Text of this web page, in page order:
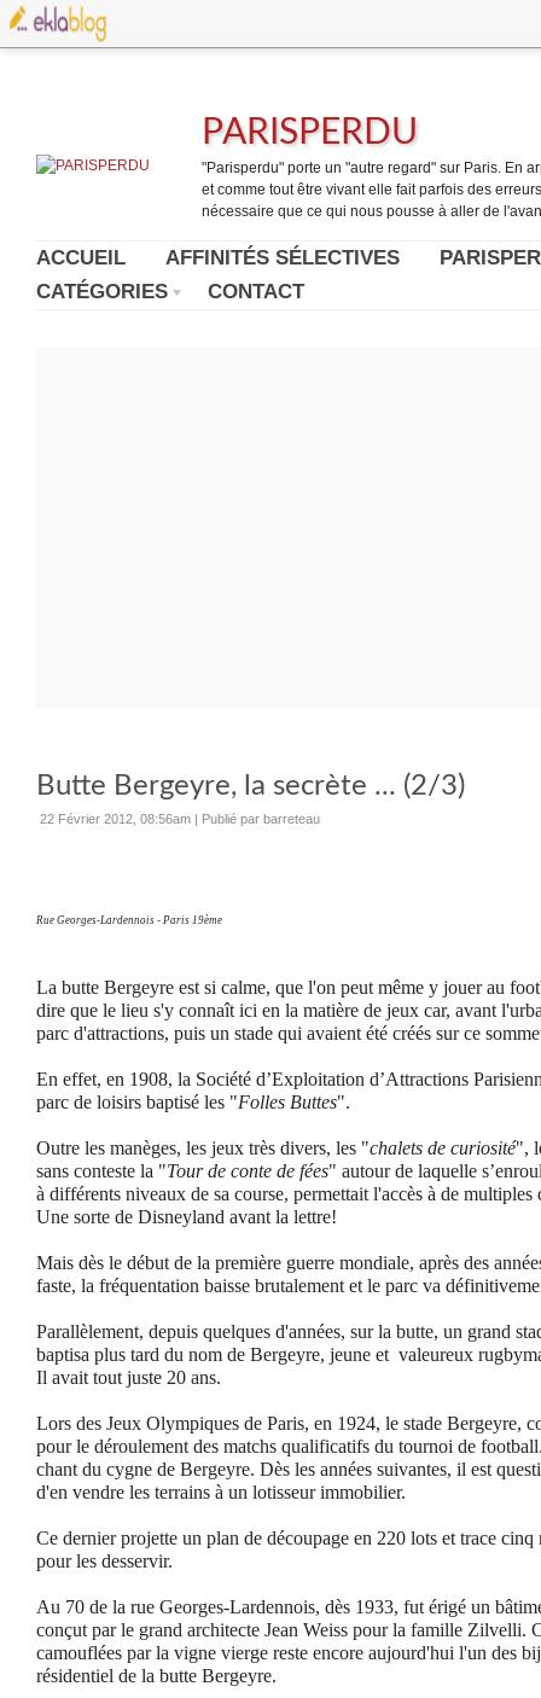
PARISPERDU
"Parisperdu" porte un "autre regard" sur Paris. En
et comme tout être vivant elle fait parfois des
nécessaire que ce qui nous pousse à aller de
ACCUEIL AFFINITÉS SÉLECTIVES
CATÉGORIES
CONTACT
Butte Bergeyre, la secrète ... (2/3)
22 Février 2012, 08:56am | Publié par barreteau
Rue Georges-Lardennois - Paris 19ème
La butte Bergeyre est si calme, que l'on peut même y jouer au
dire que le lieu s'y connaît ici en la matière de jeux car, avant
parc d'attractions, puis un stade qui avaient été créés sur ce
En effet, en 1908, la Société d’Exploitation d’Attractions
parc de loisirs baptisé les "Folles Buttes".
Outre les manèges, les jeux très divers, les "chalets de curiosité",
sans conteste la "Tour de conte de fées" autour de laquelle
à différents niveaux de sa course, permettait l'accès à de multiples
Une sorte de Disneyland avant la lettre!
Mais dès le début de la première guerre mondiale, après des
faste, la fréquentation baisse brutalement et le parc va
Parallèlement, depuis quelques d'années, sur la butte, un grand
baptisa plus tard du nom de Bergeyre, jeune et valeureux
Il avait tout juste 20 ans.
Lors des Jeux Olympiques de Paris, en 1924, le stade Bergeyre,
pour le déroulement des matchs qualificatifs du tournoi de
chant du cygne de Bergeyre. Dès les années suivantes, il est
d'en vendre les terrains à un lotisseur immobilier.
Ce dernier projette un plan de découpage en 220 lots et trace cinq
pour les desservir.
Au 70 de la rue Georges-Lardennois, dès 1933, fut érigé un
conçut par le grand architecte Jean Weiss pour la famille Zilvelli.
camouflées par la vigne vierge reste encore aujourd'hui l'un des
résidentiel de la butte Bergeyre.